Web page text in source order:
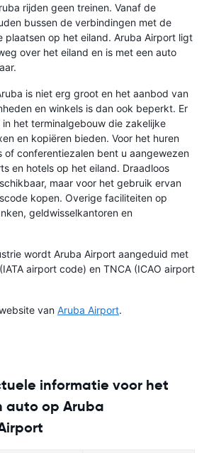
rijden geen treinen. Vanaf de
bussen de verbindingen met de
plaatsen op het eiland. Aruba Airport ligt
over het eiland en is met een auto
is niet erg groot en het aanbod van
en winkels is dan ook beperkt. Er
in het terminalgebouw die zakelijke
en kopiëren bieden. Voor het huren
of conferentiezalen bent u aangewezen
en hotels op het eiland. Draadloos
maar voor het gebruik ervan
kopen. Overige faciliteiten op
geldwisselkantoren en
wordt Aruba Airport aangeduid met
airport code) en TNCA (ICAO airport
van Aruba Airport.
informatie voor het
auto op Aruba